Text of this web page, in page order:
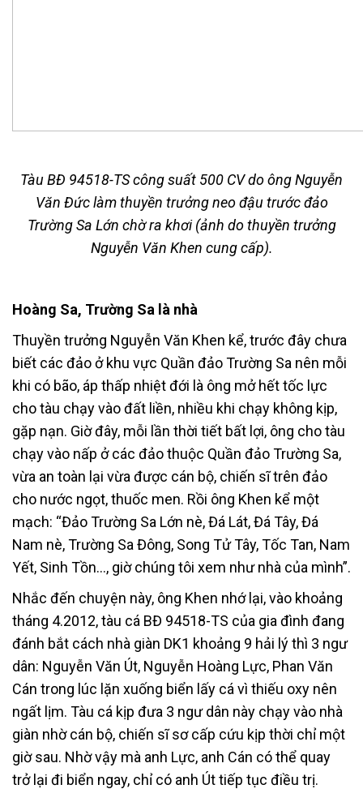
Tàu BĐ 94518-TS công suất 500 CV do ông Nguyễn
Văn Đức làm thuyền trưởng neo đậu trước đảo
Trường Sa Lớn chờ ra khơi (ảnh do thuyền trưởng
Nguyễn Văn Khen cung cấp).
Hoàng Sa, Trường Sa là nhà
Thuyền trưởng Nguyễn Văn Khen kể, trước đây chưa
biết các đảo ở khu vực Quần đảo Trường Sa nên mỗi
khi có bão, áp thấp nhiệt đới là ông mở hết tốc lực
cho tàu chạy vào đất liền, nhiều khi chạy không kịp,
gặp nạn. Giờ đây, mỗi lần thời tiết bất lợi, ông cho tàu
chạy vào nấp ở các đảo thuộc Quần đảo Trường Sa,
vừa an toàn lại vừa được cán bộ, chiến sĩ trên đảo
cho nước ngọt, thuốc men. Rồi ông Khen kể một
mạch: “Đảo Trường Sa Lớn nè, Đá Lát, Đá Tây, Đá
Nam nè, Trường Sa Đông, Song Tử Tây, Tốc Tan, Nam
Yết, Sinh Tồn…, giờ chúng tôi xem như nhà của mình”.
Nhắc đến chuyện này, ông Khen nhớ lại, vào khoảng
tháng 4.2012, tàu cá BĐ 94518-TS của gia đình đang
đánh bắt cách nhà giàn DK1 khoảng 9 hải lý thì 3 ngư
dân: Nguyễn Văn Út, Nguyễn Hoàng Lực, Phan Văn
Cán trong lúc lặn xuống biển lấy cá vì thiếu oxy nên
ngất lịm. Tàu cá kịp đưa 3 ngư dân này chạy vào nhà
giàn nhờ cán bộ, chiến sĩ sơ cấp cứu kịp thời chỉ một
giờ sau. Nhờ vậy mà anh Lực, anh Cán có thể quay
trở lại đi biển ngay, chỉ có anh Út tiếp tục điều trị.